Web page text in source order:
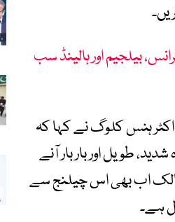
3,700 سے متجاوز، فرانس، بیلجیم اور ہالینڈ سب
ہنس کلوگ نے کہا کہ
طویل اور بار بار آنے
اب بھی اس چیلنج سے
ہے۔